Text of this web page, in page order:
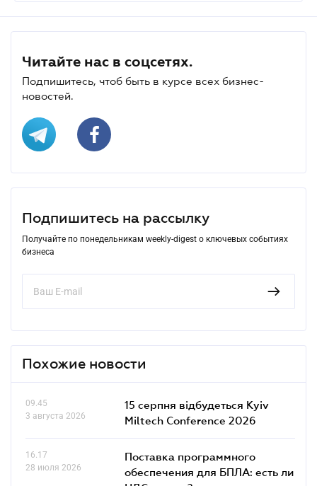
Читайте нас в соцсетях.
Подпишитесь, чтоб быть в курсе всех бизнес-
новостей.
Подпишитесь на рассылку
Получайте по понедельникам weekly-digest о ключевых событиях
бизнеса
Похожие новости
09.45
3 августа 2026
15 серпня відбудеться Kyiv
Miltech Conference 2026
16.17
28 июля 2026
Поставка программного
обеспечения для БПЛА: есть ли